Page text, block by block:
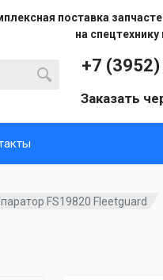
поставка
на
+7
Заказать
FS19820 Fleetguard